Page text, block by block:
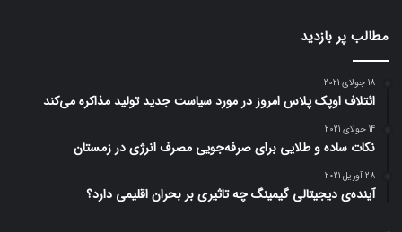
مطالب پر بازدید
18 جولای 2021
ائتلاف اوپک پلاس امروز در مورد سیاست جدید تولید مذاکره می‌کند
14 جولای 2021
نکات ساده و طلایی برای صرفه‌جویی مصرف انرژی در زمستان
28 آوریل 2021
آینده‌ی دیجیتالی گیمینگ چه تاثیری بر بحران اقلیمی دارد؟